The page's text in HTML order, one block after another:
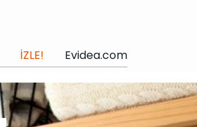
İZLE! Evidea.com